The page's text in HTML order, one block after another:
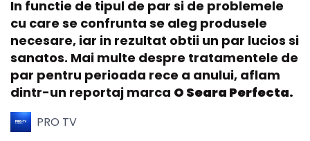
In functie de tipul de par si de problemele
cu care se confrunta se aleg produsele
necesare, iar in rezultat obtii un par lucios si
sanatos. Mai multe despre tratamentele de
par pentru perioada rece a anului, aflam
dintr-un reportaj marca O Seara Perfecta.
PRO TV